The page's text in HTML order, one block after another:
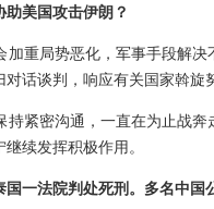
美国攻击伊朗？
重局势恶化，军事手段解
话谈判，响应有关国家斡旋
紧密沟通，一直在为止战
续发挥积极作用。
一法院判处死刑。多名中国